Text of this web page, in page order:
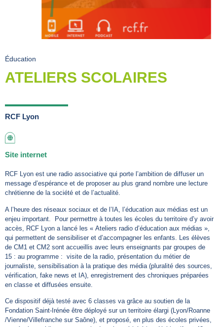
Éducation
ATELIERS SCOLAIRES
RCF Lyon
Site internet
RCF Lyon est une radio associative qui porte l’ambition de diffuser un
message d’espérance et de proposer au plus grand nombre une lecture
chrétienne de la société et de l’actualité.
A l’heure des réseaux sociaux et de l’IA, l’éducation aux médias est un
enjeu important. Pour permettre à toutes les écoles du territoire d’y avoir
accès, RCF Lyon a lancé les « Ateliers radio d’éducation aux médias »,
qui permettent de sensibiliser et d’accompagner les enfants. Les élèves
de CM1 et CM2 sont accueillis avec leurs enseignants par groupes de
15 : au programme : visite de la radio, présentation du métier de
journaliste, sensibilisation à la pratique des média (pluralité des sources,
vérification, fake news et IA), enregistrement des chroniques préparées
en classe et diffusées ensuite.
Ce dispositif déjà testé avec 6 classes va grâce au soutien de la
Fondation Saint-Irénée être déployé sur un territoire élargi (Lyon/Roanne
/Vienne/Villefranche sur Saône), et proposé, en plus des écoles privées,